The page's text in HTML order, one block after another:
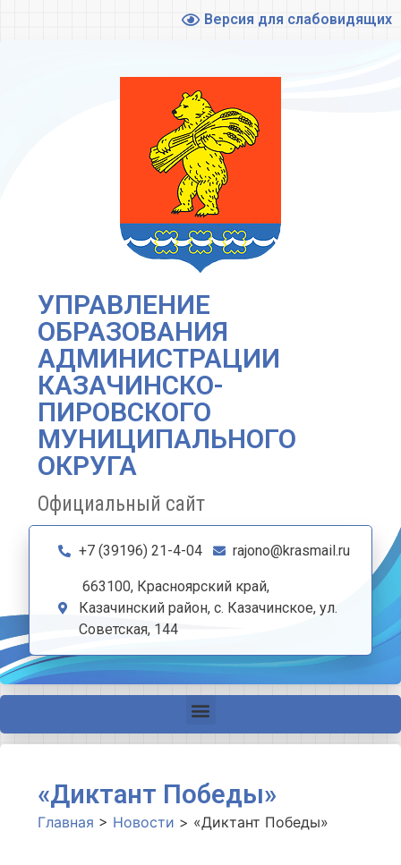
Версия для слабовидящих
УПРАВЛЕНИЕ
ОБРАЗОВАНИЯ
АДМИНИСТРАЦИИ
КАЗАЧИНСКО-
ПИРОВСКОГО
МУНИЦИПАЛЬНОГО
ОКРУГА
Официальный сайт
+7 (39196) 21-4-04 rajono@krasmail.ru
663100, Красноярский край,
Казачинский район, с. Казачинское, ул.
Советская, 144
«Диктант Победы»
Главная > Новости > «Диктант Победы»